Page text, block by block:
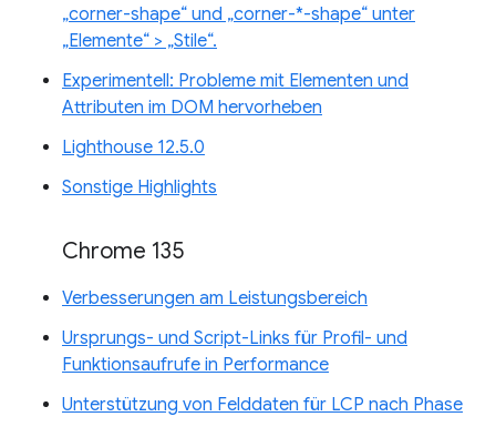
„corner-shape“ und „corner-*-shape“ unter
„Elemente“ > „Stile“.
Experimentell: Probleme mit Elementen und
Attributen im DOM hervorheben
Lighthouse 12.5.0
Sonstige Highlights
Chrome 135
Verbesserungen am Leistungsbereich
Ursprungs- und Script-Links für Profil- und
Funktionsaufrufe in Performance
Unterstützung von Felddaten für LCP nach Phase